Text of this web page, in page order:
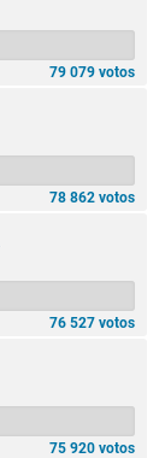
79 079 votos
78 862 votos
76 527 votos
75 920 votos